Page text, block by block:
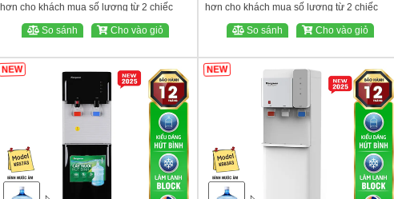
hơn cho khách mua số lượng từ 2 chiếc
So sánh Cho vào giỏ
hơn cho khách mua số lượng từ 2 chiếc
So sánh Cho vào giỏ
NEW NEW